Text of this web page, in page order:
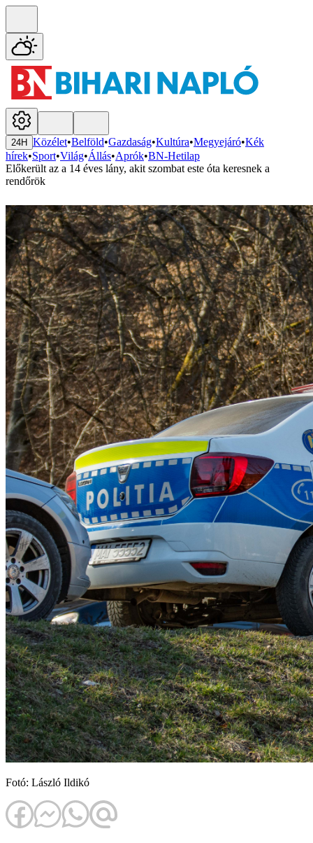
24H Közélet•Belföld•Gazdaság•Kultúra•Megyejáró•Kék
hírek•Sport•Világ•Állás•Aprók•BN-Hetilap
Előkerült az a 14 éves lány, akit szombat este óta keresnek a
rendőrök
Fotó: László Ildikó